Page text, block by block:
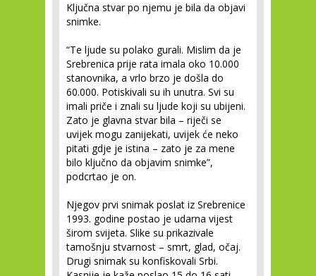
Ključna stvar po njemu je bila da objavi
snimke.
“Te ljude su polako gurali. Mislim da je
Srebrenica prije rata imala oko 10.000
stanovnika, a vrlo brzo je došla do
60.000. Potiskivali su ih unutra. Svi su
imali priče i znali su ljude koji su ubijeni.
Zato je glavna stvar bila – riječi se
uvijek mogu zanijekati, uvijek će neko
pitati gdje je istina – zato je za mene
bilo ključno da objavim snimke”,
podcrtao je on.
Njegov prvi snimak poslat iz Srebrenice
1993. godine postao je udarna vijest
širom svijeta. Slike su prikazivale
tamošnju stvarnost – smrt, glad, očaj.
Drugi snimak su konfiskovali Srbi.